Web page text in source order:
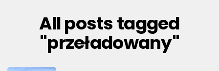
All posts tagged
"przeładowany"